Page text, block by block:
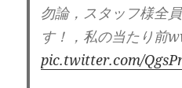
勿論，スタッフ様全
す！，私の当たり前
pic.twitter.com/